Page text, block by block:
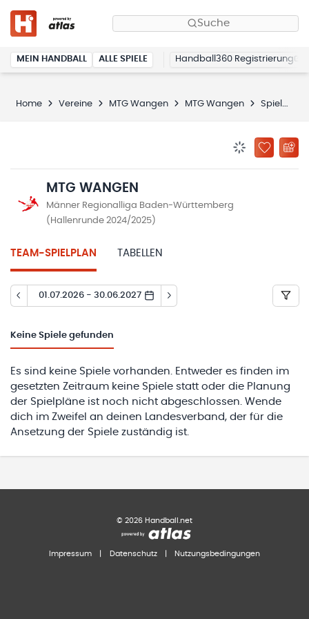
Suche
MEIN HANDBALL ALLE SPIELE Handball360 Registrierung
Home Vereine MTG Wangen MTG Wangen Spielplan
ZU
MTG WANGEN
Männer Regionalliga Baden-Württemberg
(Hallenrunde 2024/2025)
TEAM-SPIELPLAN TABELLEN
01.07.2026 - 30.06.2027
Keine Spiele gefunden
Es sind keine Spiele vorhanden. Entweder es finden im
gesetzten Zeitraum keine Spiele statt oder die Planung
der Spielpläne ist noch nicht abgeschlossen. Wende
dich im Zweifel an deinen Landesverband, der für die
Ansetzung der Spiele zuständig ist.
© 2026 Handball.net
Impressum Datenschutz Nutzungsbedingungen